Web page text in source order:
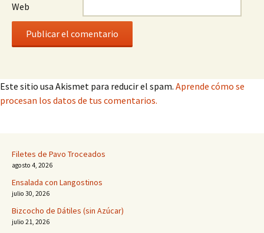
Web
Este sitio usa Akismet para reducir el spam. Aprende cómo se
procesan los datos de tus comentarios.
Filetes de Pavo Troceados
agosto 4, 2026
Ensalada con Langostinos
julio 30, 2026
Bizcocho de Dátiles (sin Azúcar)
julio 21, 2026